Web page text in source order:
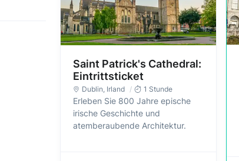
Saint Patrick's Cathedral:
Eintrittsticket
Dublin, Irland 1 Stunde
Erleben Sie 800 Jahre epische
irische Geschichte und
atemberaubende Architektur.